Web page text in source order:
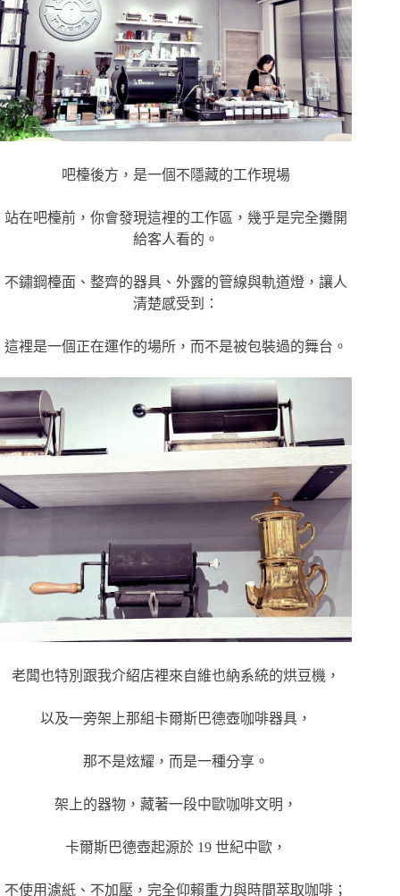
吧檯後方，是一個不隱藏的工作現場
站在吧檯前，你會發現這裡的工作區，幾乎是完全攤開
給客人看的。
不鏽鋼檯面、整齊的器具、外露的管線與軌道燈，讓人
清楚感受到：
這裡是一個正在運作的場所，而不是被包裝過的舞台。
老闆也特別跟我介紹店裡來自維也納系統的烘豆機，
以及一旁架上那組卡爾斯巴德壺咖啡器具，
那不是炫耀，而是一種分享。
架上的器物，藏著一段中歐咖啡文明，
卡爾斯巴德壺起源於 19 世紀中歐，
不使用濾紙、不加壓，完全仰賴重力與時間萃取咖啡；